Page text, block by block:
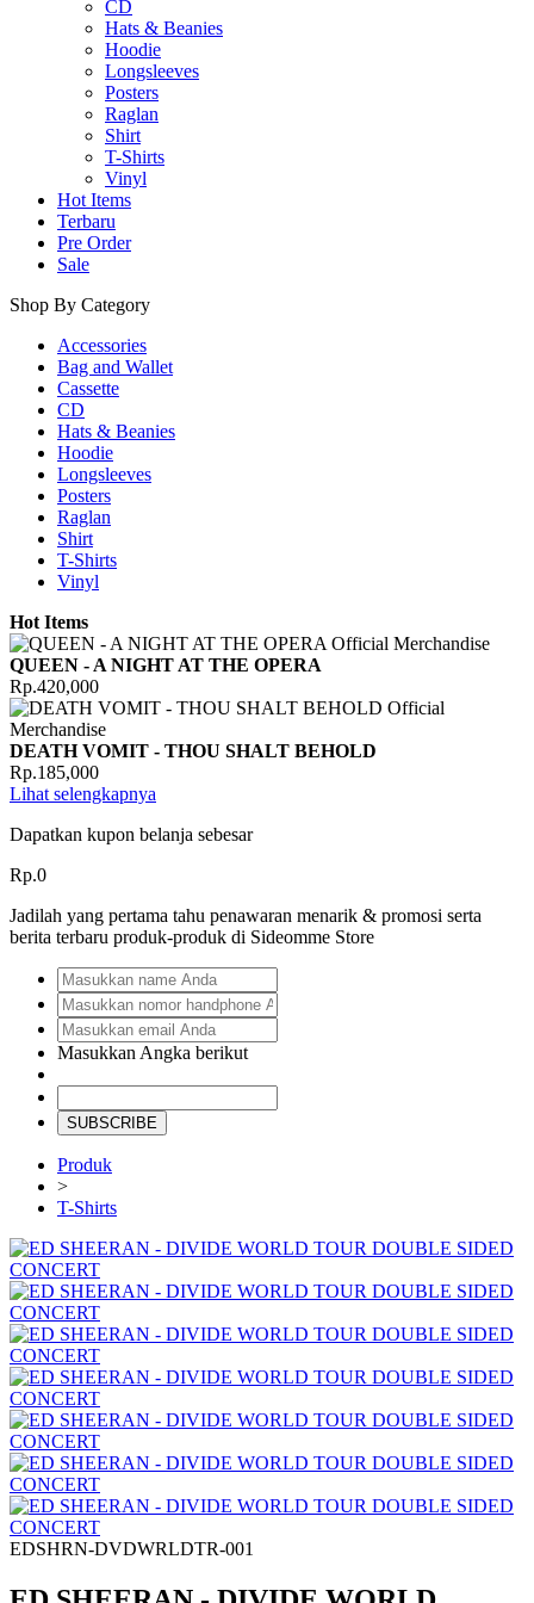
CD
Hats & Beanies
Hoodie
Longsleeves
Posters
Raglan
Shirt
T-Shirts
Vinyl
Hot Items
Terbaru
Pre Order
Sale
Shop By Category
Accessories
Bag and Wallet
Cassette
CD
Hats & Beanies
Hoodie
Longsleeves
Posters
Raglan
Shirt
T-Shirts
Vinyl
Hot Items
QUEEN - A NIGHT AT THE OPERA
Rp.420,000
DEATH VOMIT - THOU SHALT BEHOLD
Rp.185,000
Lihat selengkapnya
Dapatkan kupon belanja sebesar
Rp.0
Jadilah yang pertama tahu penawaran menarik & promosi serta
berita terbaru produk-produk di Sideomme Store
Masukkan Angka berikut
SUBSCRIBE
Produk
>
T-Shirts
EDSHRN-DVDWRLDTR-001